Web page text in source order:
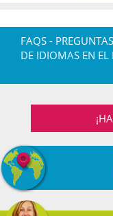
FAQS -
DE IDIOMAS EN EL